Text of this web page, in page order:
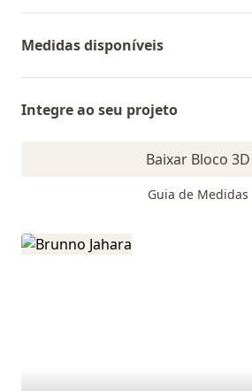
Medidas disponíveis
Integre ao seu projeto
Baixar Bloco 3D
Guia de Medidas